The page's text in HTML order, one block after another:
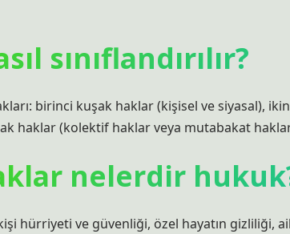
sınıflandırılır?
birinci kuşak haklar (kişisel ve siyasal),
haklar (kolektif haklar veya mutabakat
nelerdir
hürriyeti ve güvenliği, özel hayatın gizliliği,